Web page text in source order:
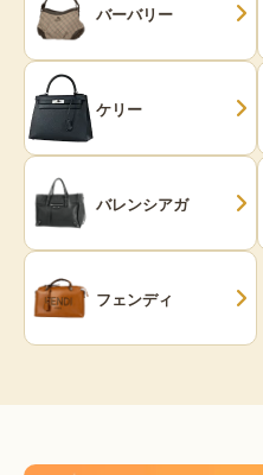
バーバリー
ケリー
バレンシアガ
フェンディ